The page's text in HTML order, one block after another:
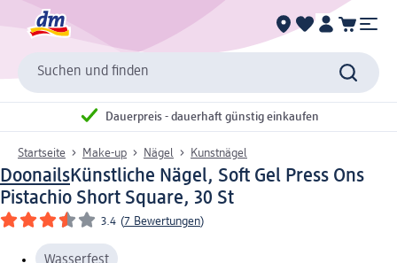
Suchen und finden
Dauerpreis - dauerhaft günstig einkaufen
Startseite Make-up Nägel Kunstnägel
DoonailsKünstliche Nägel, Soft Gel Press Ons
Pistachio Short Square, 30 St
3.4 (7 Bewertungen)
Wasserfest